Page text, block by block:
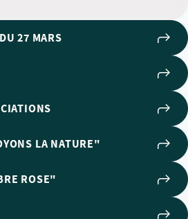
27 MARS
LA NATURE"
ROSE"